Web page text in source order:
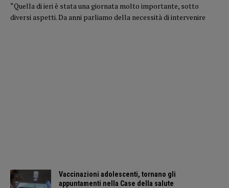
“Quella di ieri è stata una giornata molto importante, sotto
diversi aspetti. Da anni parliamo della necessità di intervenire
Vaccinazioni adolescenti, tornano gli
appuntamenti nella Case della salute